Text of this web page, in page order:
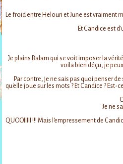
Le froid entre Helouri et June est vraiment
Et Candice est
Je plains Balam qui se voit imposer la
voila bien déçu, je
Par contre, je ne sais pas quoi penser
qu'elle joue sur les mots ? Et Candice ?
Je ne
QUOOIIIII !!! Mais l'empressement de